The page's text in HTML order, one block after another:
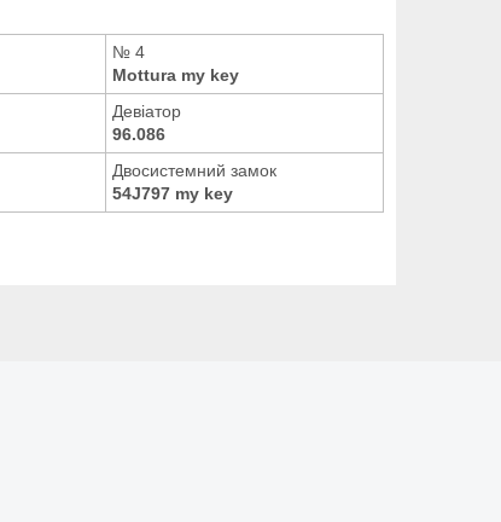
№ 4
Mottura my key
Девіатор
96.086
Двосистемний замок
54J797 my key